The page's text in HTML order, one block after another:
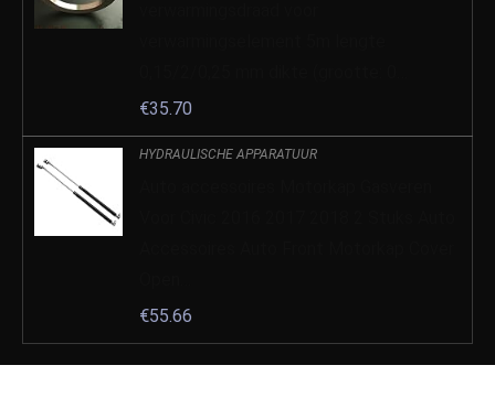
€35.70
HYDRAULISCHE APPARATUUR
€55.66